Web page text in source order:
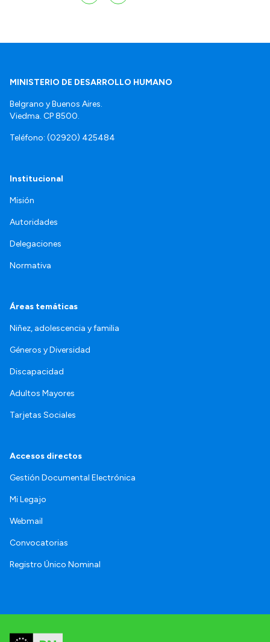
MINISTERIO DE DESARROLLO HUMANO
Belgrano y Buenos Aires.
Viedma. CP 8500.
Teléfono: (02920) 425484
Institucional
Misión
Autoridades
Delegaciones
Normativa
Áreas temáticas
Niñez, adolescencia y familia
Géneros y Diversidad
Discapacidad
Adultos Mayores
Tarjetas Sociales
Accesos directos
Gestión Documental Electrónica
Mi Legajo
Webmail
Convocatorias
Registro Único Nominal